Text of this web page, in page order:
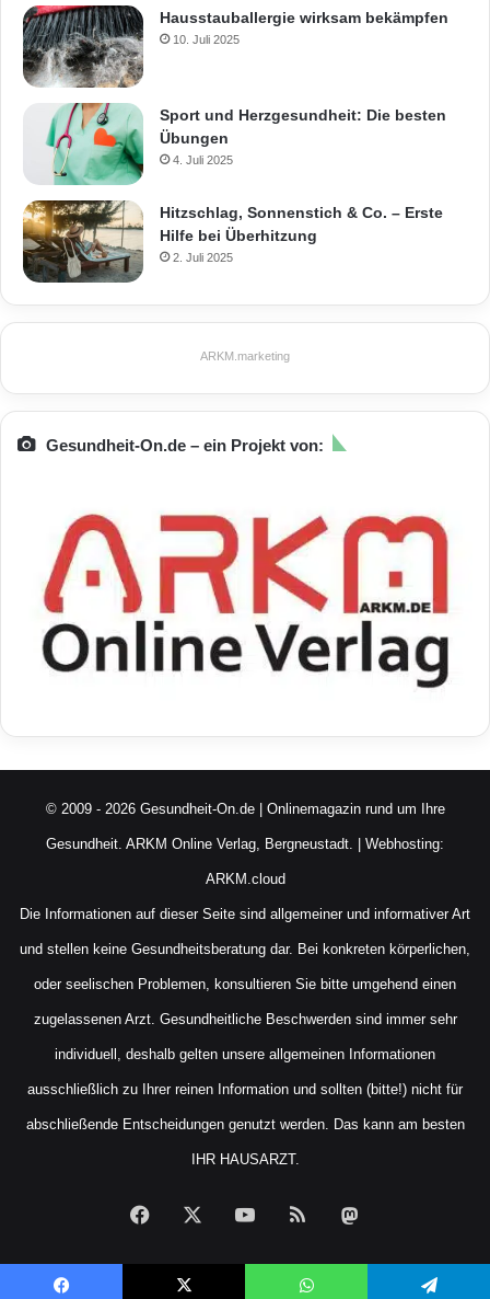
Hausstauballergie wirksam bekämpfen
10. Juli 2025
Sport und Herzgesundheit: Die besten
Übungen
4. Juli 2025
Hitzschlag, Sonnenstich & Co. – Erste
Hilfe bei Überhitzung
2. Juli 2025
ARKM.marketing
Gesundheit-On.de – ein Projekt von:
© 2009 - 2026 Gesundheit-On.de | Onlinemagazin rund um Ihre
Gesundheit. ARKM Online Verlag, Bergneustadt. | Webhosting:
ARKM.cloud
Die Informationen auf dieser Seite sind allgemeiner und informativer Art
und stellen keine Gesundheitsberatung dar. Bei konkreten körperlichen,
oder seelischen Problemen, konsultieren Sie bitte umgehend einen
zugelassenen Arzt. Gesundheitliche Beschwerden sind immer sehr
individuell, deshalb gelten unsere allgemeinen Informationen
ausschließlich zu Ihrer reinen Information und sollten (bitte!) nicht für
abschließende Entscheidungen genutzt werden. Das kann am besten
IHR HAUSARZT.
Facebook YouTubeRSS